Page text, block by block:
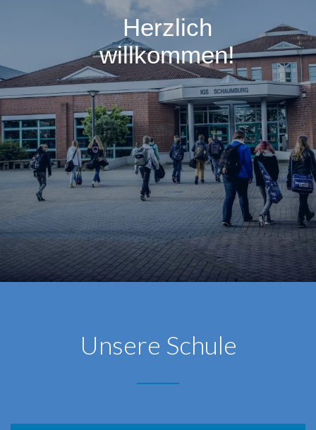
Herzlich
willkommen!
Unsere Schule